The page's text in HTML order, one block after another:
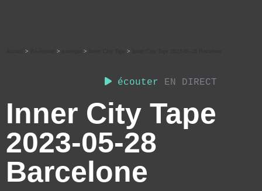
écouter EN DIRECT
> > > >
Inner City Tape
2023-05-28
Barcelone